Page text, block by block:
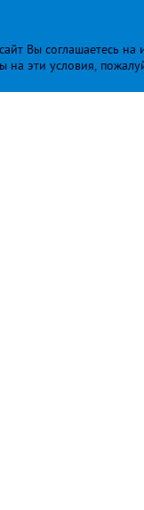
Вы соглашаетесь
на эти условия,